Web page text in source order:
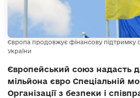
Європа продовжує фінансову підтримку
України
Європейський союз надасть
мільйона євро Спеціальній
Організації з безпеки і